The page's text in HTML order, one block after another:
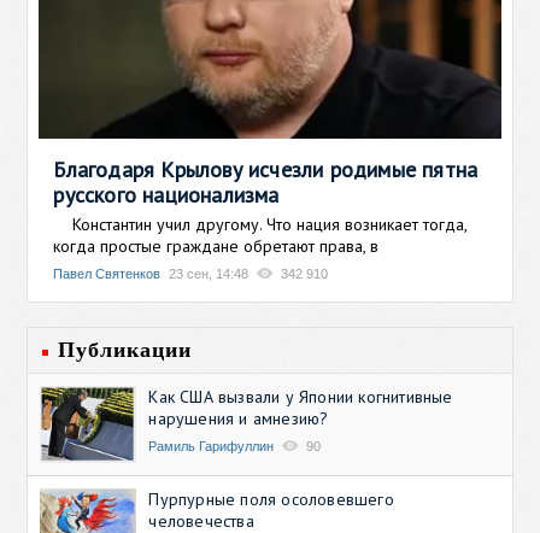
Благодаря Крылову исчезли родимые пятна
русского национализма
Константин учил другому. Что нация возникает тогда,
когда простые граждане обретают права, в
Павел Святенков 23 сен, 14:48 342 910
Публикации
Как США вызвали у Японии когнитивные
нарушения и амнезию?
Рамиль Гарифуллин 90
Пурпурные поля осоловевшего
человечества